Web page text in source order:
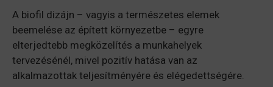
A biofil dizájn – vagyis a természetes elemek
beemelése az épített környezetbe – egyre
elterjedtebb megközelítés a munkahelyek
tervezésénél, mivel pozitív hatása van az
alkalmazottak teljesítményére és elégedettségére.